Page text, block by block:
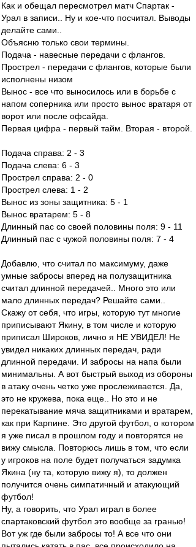
Как и обещал пересмотрел матч Спартак -
Урал в записи.. Ну и кое-что посчитал. Выводы
делайте сами..
Объясню только свои термины.
Подача - навесные передачи с флангов.
Прострел - передачи с флангов, которые были
исполнены низом
Вынос - все что выносилось или в борьбе с
напом соперника или просто вынос вратаря от
ворот или после офсайда.
Первая цифра - первый тайм. Вторая - второй.
Подача справа: 2 - 3
Подача слева: 6 - 3
Прострел справа: 2 - 0
Прострел слева: 1 - 2
Вынос из зоны защитника: 5 - 1
Вынос вратарем: 5 - 8
Длинный пас со своей половины поля: 9 - 11
Длинный пас с чужой половины поля: 7 - 4
Добавлю, что считал по максимуму, даже
умные забросы вперед на полузащитника
считал длинной передачей.. Много это или
мало длинных передач? Решайте сами..
Скажу от себя, что игры, которую тут многие
приписывают Якину, в том числе и которую
приписал Широков, лично я НЕ УВИДЕЛ! Не
увидел никаких длинных передач, ради
длинной передачи. И забросы на напа были
минимальны. А вот быстрый выход из обороны
в атаку очень четко уже прослеживается. Да,
это не кружева, пока еще.. Но это и не
перекатывание мяча защитниками и вратарем,
как при Карпине. Это другой футбол, о котором
я уже писал в прошлом году и повторятся не
вижу смысла. Повторюсь лишь в том, что если
у игроков на поле будет получаться задумка
Якина (ну та, которую вижу я), то должен
получится очень симпатичный и атакующий
футбол!
Ну, а говорить, что Урал играл в более
спартаковский футбол это вообще за гранью!
Вот уж где были забросы то! А все что они